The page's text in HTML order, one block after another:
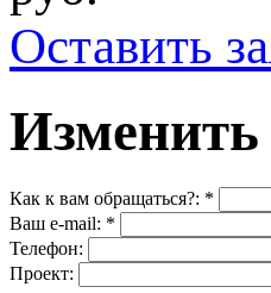
Оставить
Как к вам обращаться?: *
Ваш e-mail: *
Телефон:
Проект: